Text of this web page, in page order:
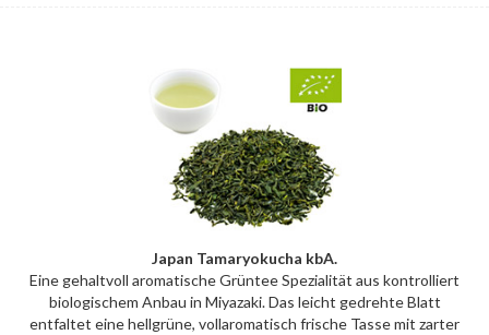
Japan Tamaryokucha kbA.
Eine gehaltvoll aromatische Grüntee Spezialität aus kontrolliert
biologischem Anbau in Miyazaki. Das leicht gedrehte Blatt
entfaltet eine hellgrüne, vollaromatisch frische Tasse mit zarter